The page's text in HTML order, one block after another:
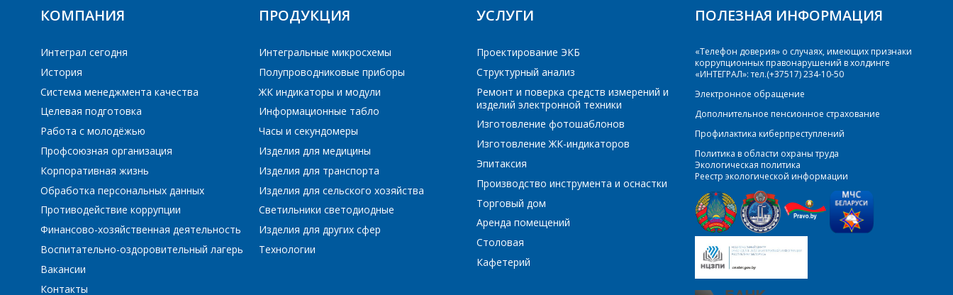
Тиристоры
КОМПАНИЯ
Интеграл сегодня
История
Система менеджмента качества
Целевая подготовка
Работа с молодёжью
Профсоюзная организация
Корпоративная жизнь
Обработка персональных данных
Противодействие коррупции
Финансово-хозяйственная деятельность
Воспитательно-оздоровительный лагерь
Вакансии
Контакты
ПРОДУКЦИЯ
Интегральные микросхемы
Полупроводниковые приборы
ЖК индикаторы и модули
Информационные табло
Часы и секундомеры
Изделия для медицины
Изделия для транспорта
Изделия для сельского хозяйства
Светильники светодиодные
Изделия для других сфер
Технологии
УСЛУГИ
Проектирование ЭКБ
Структурный анализ
Ремонт и поверка средств измерений и
изделий электронной техники
Изготовление фотошаблонов
Изготовление ЖК-индикаторов
Эпитаксия
Производство инструмента и оснастки
Торговый дом
Аренда помещений
Столовая
Кафетерий
ПОЛЕЗНАЯ ИНФОРМАЦИЯ
«Телефон доверия» о случаях, имеющих признаки
коррупционных правонарушений в холдинге
«ИНТЕГРАЛ»: тел.(+37517) 234-10-50
Электронное обращение
Дополнительное пенсионное страхование
Профилактика киберпреступлений
Политика в области охраны труда
Экологическая политика
Реестр экологической информации
Интересующий товар/услуга, их количество
Комментарий
Сообщение*
Я согласен на обработку персональных данных